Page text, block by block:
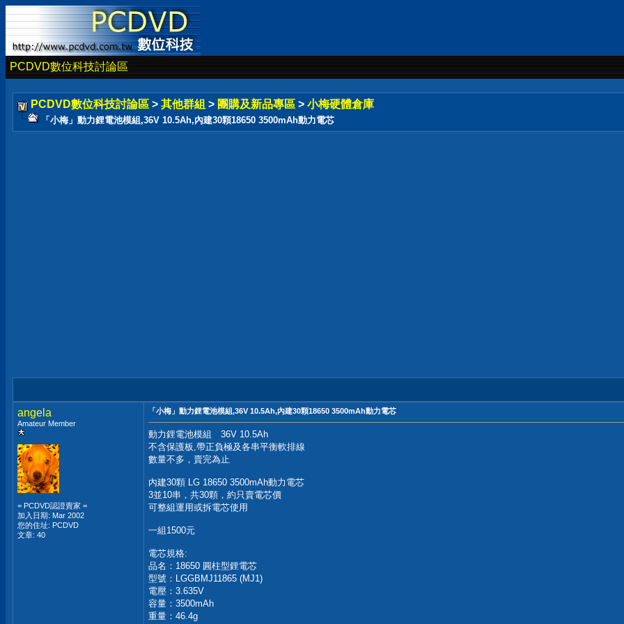
PCDVD數位科技討論區
PCDVD數位科技討論區 > 其他群組 > 團購及新品專區 > 小梅硬體倉庫
「小梅」動力鋰電池模組,36V 10.5Ah,內建30顆18650 3500mAh動力電芯
angela
Amateur Member
= PCDVD認證賣家 =
加入日期: Mar 2002
您的住址: PCDVD
文章: 40
「小梅」動力鋰電池模組,36V 10.5Ah,內建30顆18650 3500mAh動力電芯
動力鋰電池模組 36V 10.5Ah
不含保護板,帶正負極及各串平衡軟排線
數量不多，賣完為止
內建30顆 LG 18650 3500mAh動力電芯
3並10串，共30顆，約只賣電芯價
可整組運用或拆電芯使用
一組1500元
電芯規格:
品名：18650 圓柱型鋰電芯
型號：LGGBMJ11865 (MJ1)
電壓：3.635V
容量：3500mAh
重量：46.4g